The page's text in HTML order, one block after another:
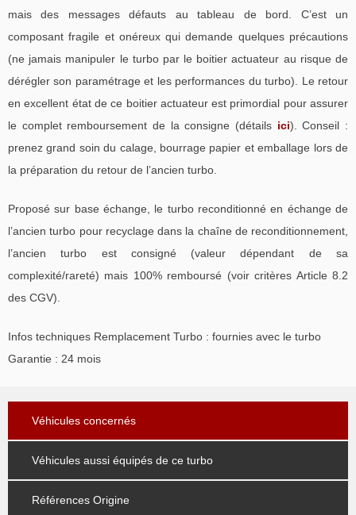
mais des messages défauts au tableau de bord. C’est un
composant fragile et onéreux qui demande quelques précautions
(ne jamais manipuler le turbo par le boitier actuateur au risque de
dérégler son paramétrage et les performances du turbo). Le retour
en excellent état de ce boitier actuateur est primordial pour assurer
le complet remboursement de la consigne (détails ici). Conseil :
prenez grand soin du calage, bourrage papier et emballage lors de
la préparation du retour de l’ancien turbo.
Proposé sur base échange, le turbo reconditionné en échange de
l’ancien turbo pour recyclage dans la chaîne de reconditionnement,
l’ancien turbo est consigné (valeur dépendant de sa
complexité/rareté) mais 100% remboursé (voir critères Article 8.2
des CGV).
Infos techniques Remplacement Turbo : fournies avec le turbo
Garantie : 24 mois
Véhicules concernés
Véhicules aussi équipés de ce turbo
Références Origine